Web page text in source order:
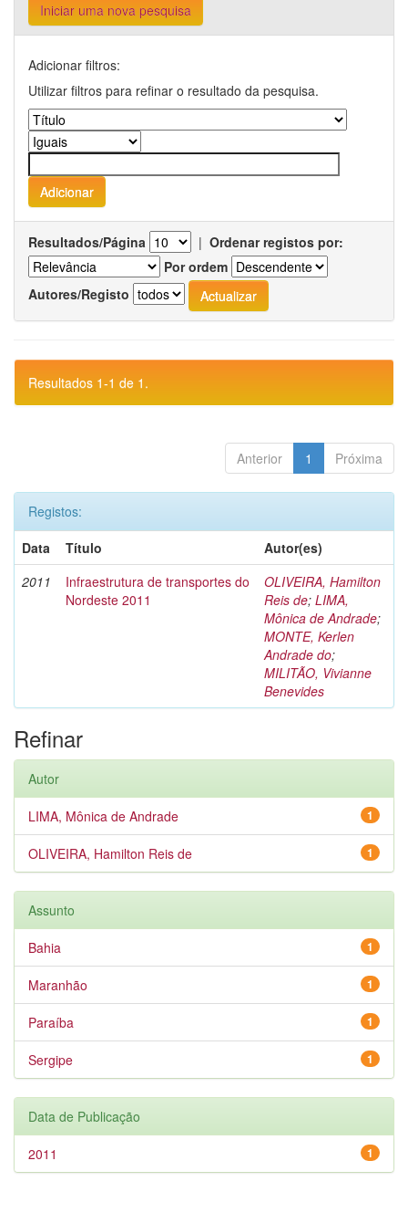
Iniciar uma nova pesquisa
Adicionar filtros:
Utilizar filtros para refinar o resultado da pesquisa.
Resultados/Página | Ordenar registos por:
Por ordem
Autores/Registo
Resultados 1-1 de 1.
Anterior 1 Próxima
Registos:
Data
Título
Autor(es)
2011
Infraestrutura de transportes do
Nordeste 2011
OLIVEIRA, Hamilton
Reis de; LIMA,
Mônica de Andrade;
MONTE, Kerlen
Andrade do;
MILITÃO, Vivianne
Benevides
Refinar
Autor
1
LIMA, Mônica de Andrade
1
OLIVEIRA, Hamilton Reis de
Assunto
1
Bahia
1
Maranhão
1
Paraíba
1
Sergipe
Data de Publicação
1
2011